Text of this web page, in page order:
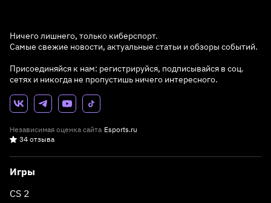
Ничего лишнего, только киберспорт.
Самые свежие новости, актуальные статьи и обзоры событий.
Присоединяйся к нам: регистрируйся, подписывайся в соц.
сетях и никогда не пропустишь ничего интересного.
Независимая оценка сайта Esports.ru
34 отзыва
Игры
CS 2